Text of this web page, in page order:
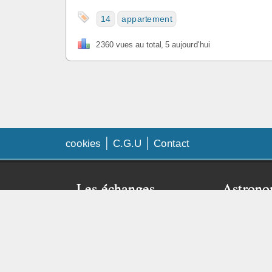
14 appartement
2360 vues au total, 5 aujourd'hui
cookies C.G.U Contact
Les échanges